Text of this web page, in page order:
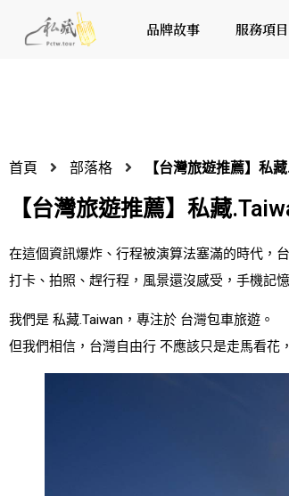
品牌故事 服務項目
首頁 部落格 【台灣旅遊推薦】私
【台灣旅遊推薦】私藏
在這個資訊爆炸、行程被演算法塞滿的時代，
打卡、拍照、趕行程，風景還沒感受，手機記
我們是 私藏.Taiwan，專注於 台灣包車旅遊。
但我們相信，台灣自由行 不應該只是走馬看花